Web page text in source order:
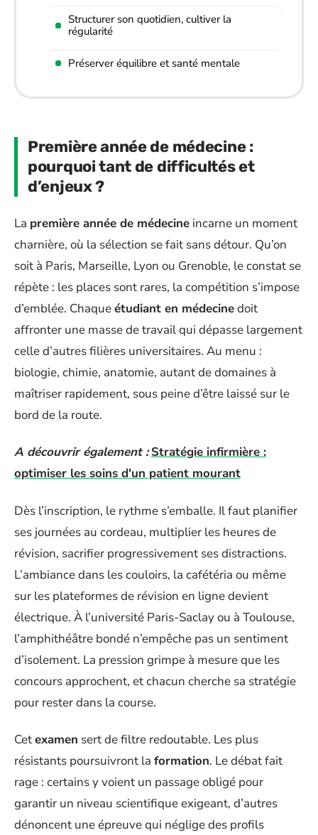
Structurer son quotidien, cultiver la
régularité
Préserver équilibre et santé mentale
Première année de médecine :
pourquoi tant de difficultés et
d’enjeux ?
La première année de médecine incarne un moment
charnière, où la sélection se fait sans détour. Qu’on
soit à Paris, Marseille, Lyon ou Grenoble, le constat se
répète : les places sont rares, la compétition s’impose
d’emblée. Chaqueétudiant en médecinedoit
affronter une masse de travail qui dépasse largement
celle d’autres filières universitaires. Au menu :
biologie, chimie, anatomie, autant de domaines à
maîtriser rapidement, sous peine d’être laissé sur le
bord de la route.
A découvrir également : Stratégie infirmière :
optimiser les soins d'un patient mourant
Dès l’inscription, le rythme s’emballe. Il faut planifier
ses journées au cordeau, multiplier les heures de
révision, sacrifier progressivement ses distractions.
L’ambiance dans les couloirs, la cafétéria ou même
sur les plateformes de révision en ligne devient
électrique. À l’université Paris-Saclay ou à Toulouse,
l’amphithéâtre bondé n’empêche pas un sentiment
d’isolement. La pression grimpe à mesure que les
concours approchent, et chacun cherche sa stratégie
pour rester dans la course.
Cetexamen sert de filtre redoutable. Les plus
résistants poursuivront la formation. Le débat fait
rage : certains y voient un passage obligé pour
garantir un niveau scientifique exigeant, d’autres
dénoncent une épreuve qui néglige des profils